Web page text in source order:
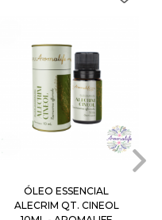
ÓLEO ESSENCIAL
ALECRIM QT. CINEOL